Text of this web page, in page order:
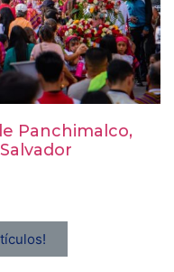
Panchimalco,